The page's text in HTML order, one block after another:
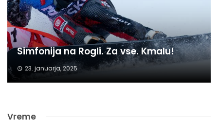
Simfonija na Rogli. Za vse. Kmalu!
23. januarja, 2025
Vreme